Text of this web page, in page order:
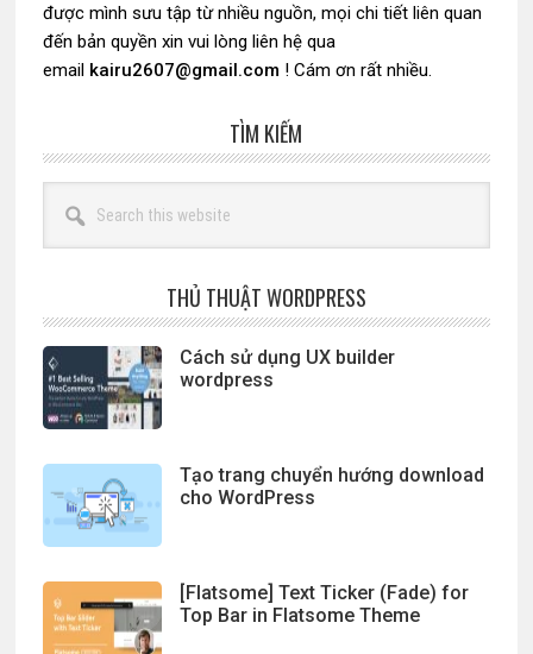
được mình sưu tập từ nhiều nguồn, mọi chi tiết liên quan
đến bản quyền xin vui lòng liên hệ qua
email kairu2607@gmail.com ! Cám ơn rất nhiều.
TÌM KIẾM
this
website
THỦ THUẬT WORDPRESS
Cách sử dụng UX builder
wordpress
Tạo trang chuyển hướng download
cho WordPress
[Flatsome] Text Ticker (Fade) for
Top Bar in Flatsome Theme